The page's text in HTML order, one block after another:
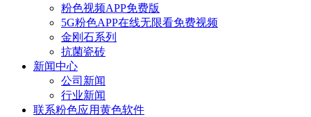
粉色视频APP免费版
5G粉色APP在线无限看免费视频
金刚石系列
抗菌瓷砖
新闻中心
公司新闻
行业新闻
联系粉色应用黄色软件